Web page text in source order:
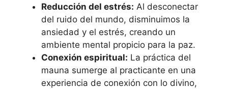
Reducción del estrés: Al desconectar
del ruido del mundo, disminuimos la
ansiedad y el estrés, creando un
ambiente mental propicio para la paz.
Conexión espiritual: La práctica del
mauna sumerge al practicante en una
experiencia de conexión con lo divino,